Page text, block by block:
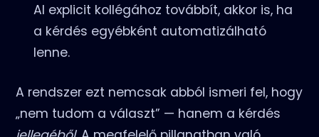
AI explicit kollégához továbbít, akkor is, ha
a kérdés egyébként automatizálható
lenne.
A rendszer ezt nemcsak abból ismeri fel, hogy
„nem tudom a választ” — hanem a kérdés